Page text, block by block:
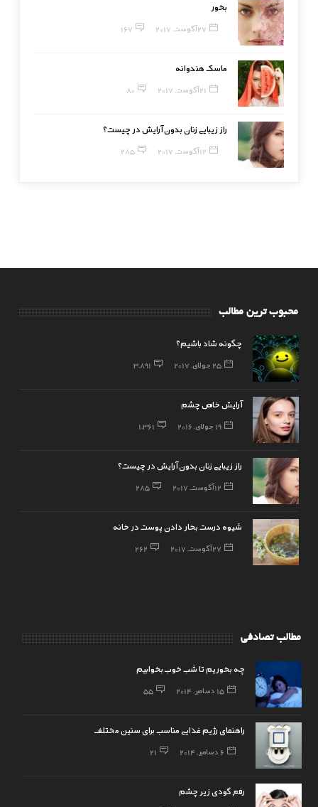
بخور
27 آگوست, 2017 167
ماسک هندوانه
21 آگوست, 2017 80
راز زیبایی زنان بدون آرایش در چیست؟
12 آگوست, 2017 285
محبوب ترین مطالب
چگونه شاد باشیم؟
25 جولای, 2017 3,891
آرایش خاص چشم
19 جولای, 2016 1,361
راز زیبایی زنان بدون آرایش در چیست؟
12 آگوست, 2017 285
شیوه درست بخار دادن پوست در خانه
27 آگوست, 2017 262
مطالب تصادفی
چه بخوریم تا شب خوب بخوابیم
15 دسامبر, 2014 55
راهنمای رژیم غذایی مناسب برای سنین مختلف
6 دسامبر, 2014 21
رفع گودی زیر چشم